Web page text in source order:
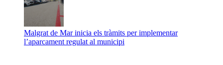
Malgrat de Mar inicia els tràmits per implementar
l’aparcament regulat al municipi